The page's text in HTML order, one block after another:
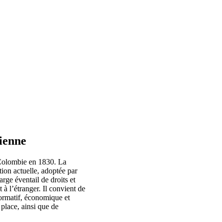
en 1830. La
actuelle, adoptée par
éventail de droits et
à l’étranger. Il convient de
économique et
ainsi que de